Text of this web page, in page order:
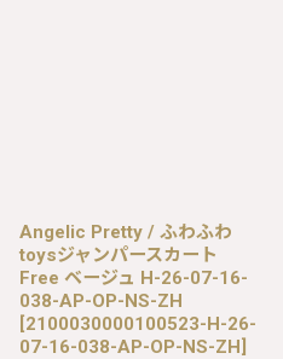
Angelic Pretty / ふわふわ
toysジャンパースカート
Free ベージュ H-26-07-16-
038-AP-OP-NS-ZH
[2100030000100523-H-26-
07-16-038-AP-OP-NS-ZH]